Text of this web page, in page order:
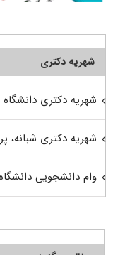
شهریه دکتری
شهریه دکتری دانشگاه
شهریه دکتری شبانه،
وام دانشجویی